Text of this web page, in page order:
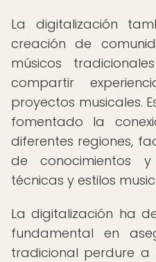
La digitalización
creación de
músicos
compartir
proyectos musicales.
fomentado la
diferentes regiones,
de conocimientos
técnicas y estilos
La digitalización ha
fundamental en
tradicional perdure